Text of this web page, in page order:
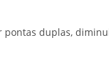
duplas,